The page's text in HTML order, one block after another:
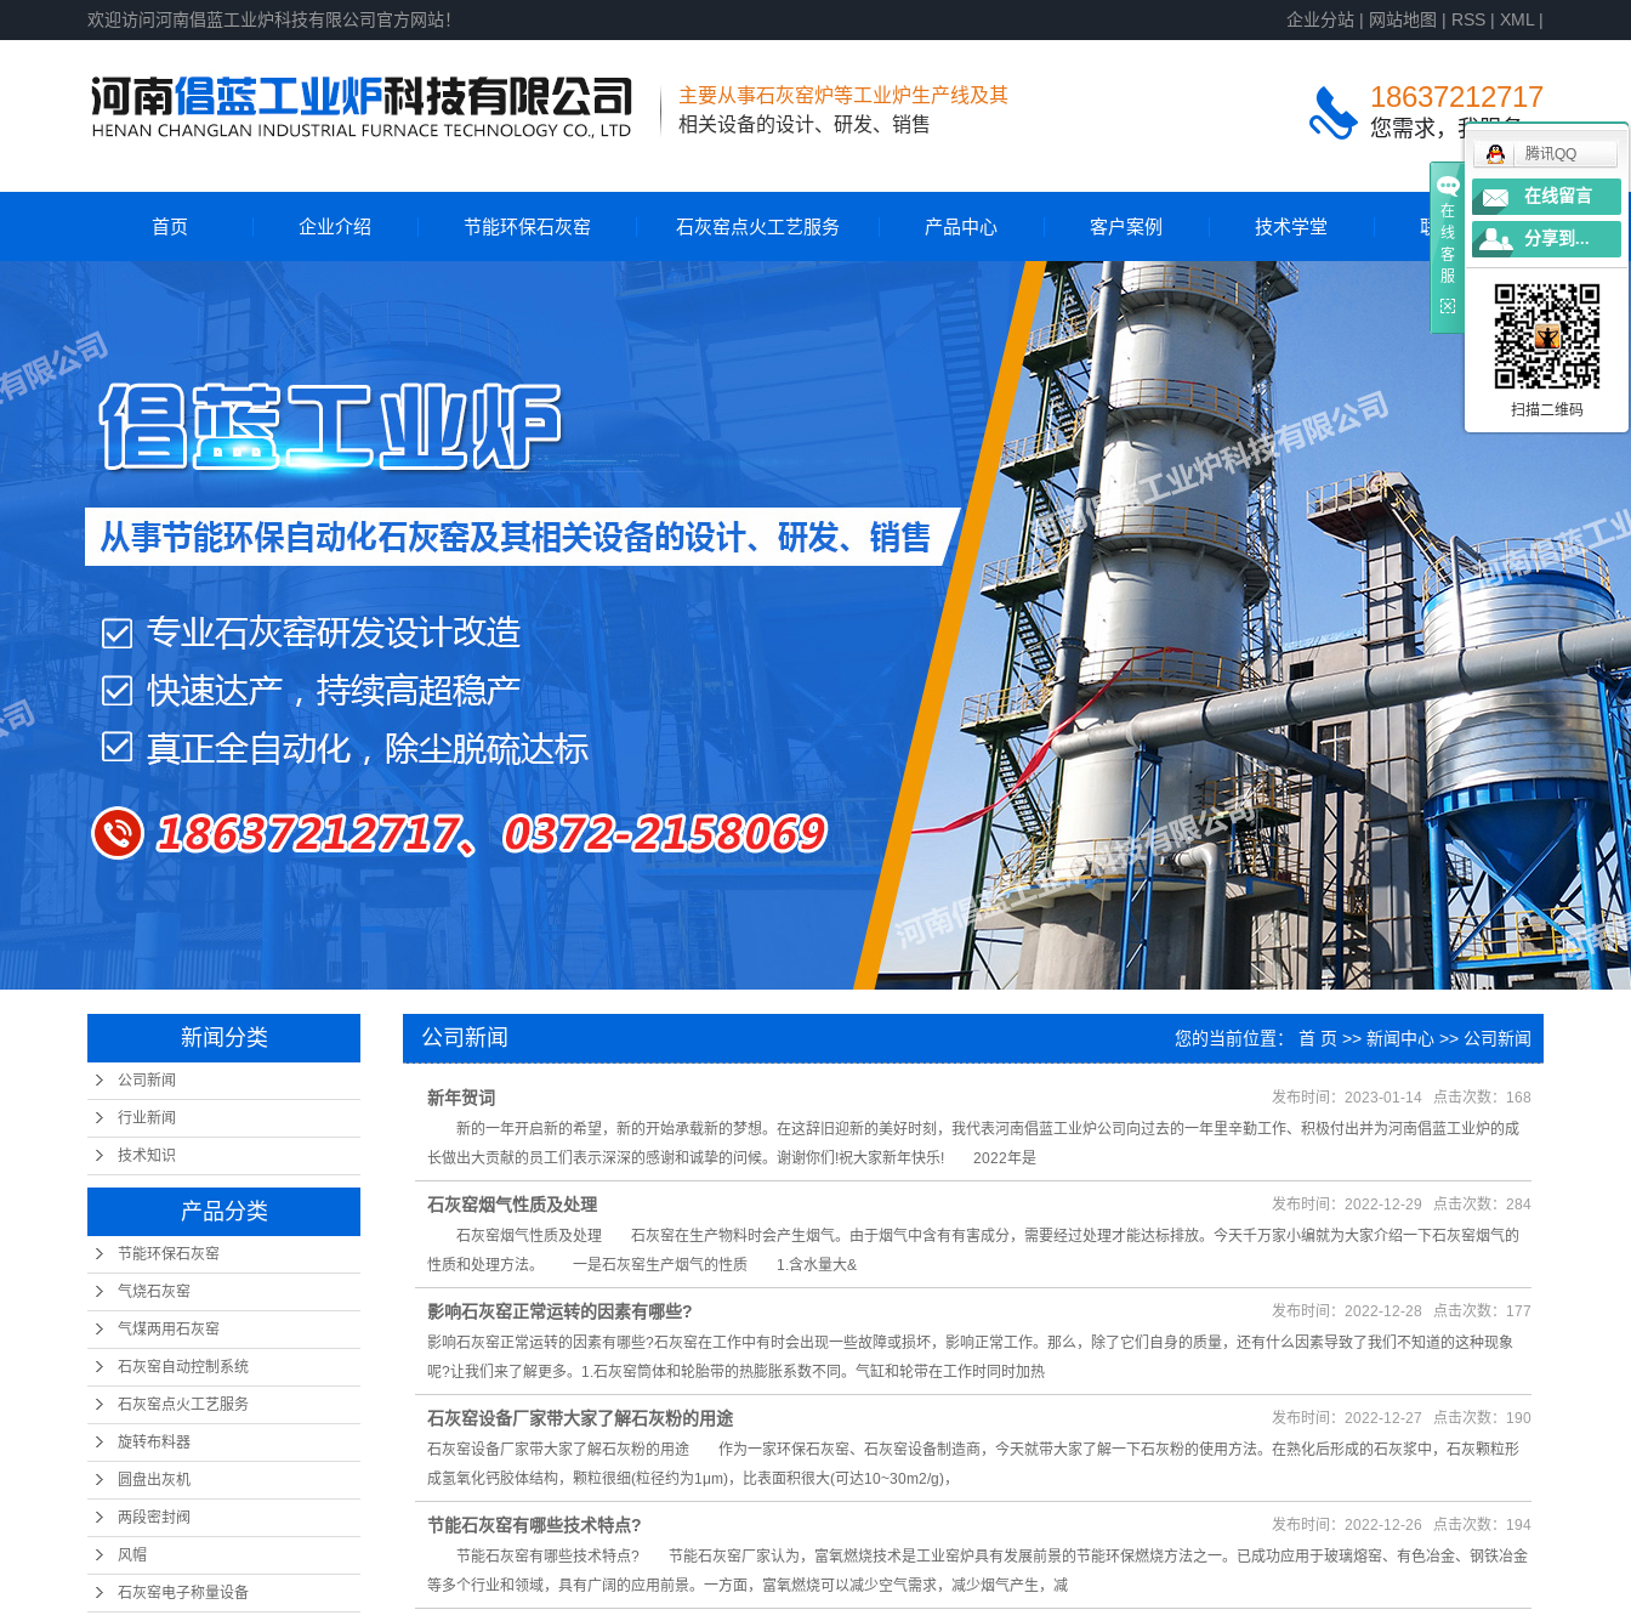
欢迎访问河南倡蓝工业炉科技有限公司官方网站！ 企业分站 | 网站地图 | RSS | XML |
主要从事石灰窑炉等工业炉生产线及其
相关设备的设计、研发、销售
18637212717
您需求，我服务
首页 企业介绍 节能环保石灰窑 石灰窑点火工艺服务 产品中心
节能环保石灰窑
气烧石灰窑
气煤两用石灰窑
石灰窑自动控制系统
石灰窑点火工艺服务
旋转布料器
圆盘出灰机
两段密封阀
风帽
石灰窑电子称量设备
智能料位计
智能主令控制器
除尘器
脱硫塔
石灰窑专用卷扬机
客户案例
客户案例
国外案例
技术学堂 联系我们
新闻分类
公司新闻
行业新闻
技术知识
产品分类
节能环保石灰窑
气烧石灰窑
气煤两用石灰窑
石灰窑自动控制系统
石灰窑点火工艺服务
旋转布料器
圆盘出灰机
两段密封阀
风帽
石灰窑电子称量设备
公司新闻 您的当前位置： 首 页 >> 新闻中心 >> 公司新闻
新年贺词
新的一年开启新的希望，新的开始承载新的梦想。在这辞旧迎新的美好时刻，我代表河南倡蓝工业炉公司向过去的一年里辛勤工作、积极付出并为河南倡蓝工业炉的成
长做出大贡献的员工们表示深深的感谢和诚挚的问候。谢谢你们!祝大家新年快乐! 2022年是
发布时间：2023-01-14 点击次数：168
石灰窑烟气性质及处理
石灰窑烟气性质及处理 石灰窑在生产物料时会产生烟气。由于烟气中含有有害成分，需要经过处理才能达标排放。今天千万家小编就为大家介绍一下石灰窑烟气的
性质和处理方法。 一是石灰窑生产烟气的性质 1.含水量大&
发布时间：2022-12-29 点击次数：284
影响石灰窑正常运转的因素有哪些?
影响石灰窑正常运转的因素有哪些?石灰窑在工作中有时会出现一些故障或损坏，影响正常工作。那么，除了它们自身的质量，还有什么因素导致了我们不知道的这种现象
呢?让我们来了解更多。1.石灰窑筒体和轮胎带的热膨胀系数不同。气缸和轮带在工作时同时加热
发布时间：2022-12-28 点击次数：177
石灰窑设备厂家带大家了解石灰粉的用途
石灰窑设备厂家带大家了解石灰粉的用途 作为一家环保石灰窑、石灰窑设备制造商，今天就带大家了解一下石灰粉的使用方法。在熟化后形成的石灰浆中，石灰颗粒形
成氢氧化钙胶体结构，颗粒很细(粒径约为1μm)，比表面积很大(可达10~30m2/g)，
发布时间：2022-12-27 点击次数：190
节能石灰窑有哪些技术特点?
节能石灰窑有哪些技术特点? 节能石灰窑厂家认为，富氧燃烧技术是工业窑炉具有发展前景的节能环保燃烧方法之一。已成功应用于玻璃熔窑、有色冶金、钢铁冶金
等多个行业和领域，具有广阔的应用前景。一方面，富氧燃烧可以减少空气需求，减少烟气产生，减
发布时间：2022-12-26 点击次数：194
在
线
客
服
腾讯QQ
在线留言
分享到...
扫描二维码